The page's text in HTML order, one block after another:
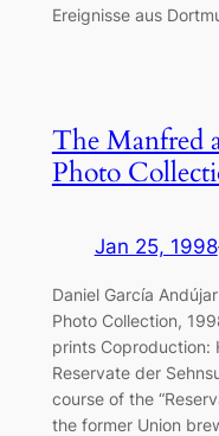
Ereignisse aus
The Manfred
Photo
Jan 25, 1998
Daniel García
Photo Collection,
prints Coproduction:
Reservate der
course of the
the former Union